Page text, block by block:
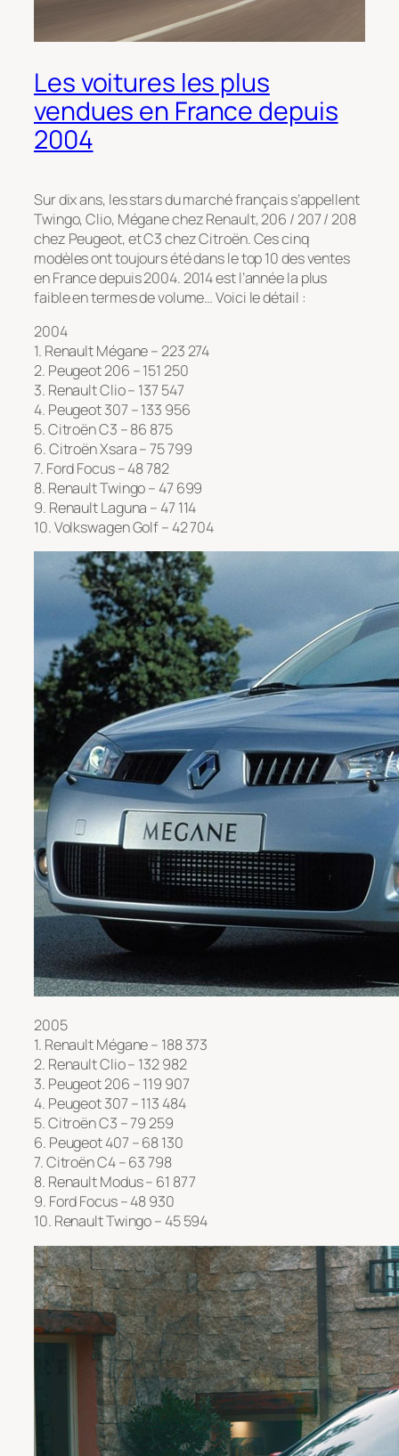
Les voitures les plus
vendues en France depuis
2004
Sur dix ans, les stars du marché français s’appellent
Twingo, Clio, Mégane chez Renault, 206 / 207 / 208
chez Peugeot, et C3 chez Citroën. Ces cinq
modèles ont toujours été dans le top 10 des ventes
en France depuis 2004. 2014 est l’année la plus
faible en termes de volume… Voici le détail :
2004
1. Renault Mégane – 223 274
2. Peugeot 206 – 151 250
3. Renault Clio – 137 547
4. Peugeot 307 – 133 956
5. Citroën C3 – 86 875
6. Citroën Xsara – 75 799
7. Ford Focus – 48 782
8. Renault Twingo – 47 699
9. Renault Laguna – 47 114
10. Volkswagen Golf – 42 704
2005
1. Renault Mégane – 188 373
2. Renault Clio – 132 982
3. Peugeot 206 – 119 907
4. Peugeot 307 – 113 484
5. Citroën C3 – 79 259
6. Peugeot 407 – 68 130
7. Citroën C4 – 63 798
8. Renault Modus – 61 877
9. Ford Focus – 48 930
10. Renault Twingo – 45 594